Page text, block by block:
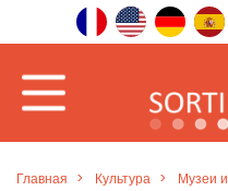
Главная Культура
Музеи